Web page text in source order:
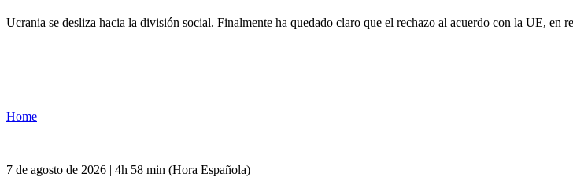
Ucrania se desliza hacia la división social. Finalmente ha quedado claro que el rechazo al acuerdo con la UE, en
Home
7 de agosto de 2026 | 4h 58 min (Hora Española)